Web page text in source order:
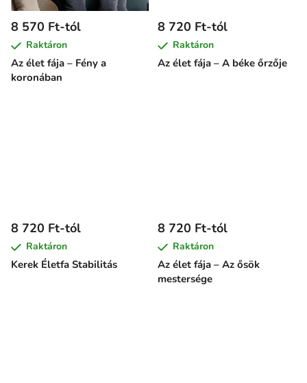
Az élet fája – Fény a
koronában
8 570 Ft-tól
Raktáron
Az élet fája – A béke őrzője
8 720 Ft-tól
Raktáron
Kerek Életfa Stabilitás
8 720 Ft-tól
Raktáron
Az élet fája – Az ősök
mestersége
8 720 Ft-tól
Raktáron